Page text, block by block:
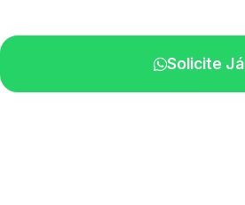
Solicite Já